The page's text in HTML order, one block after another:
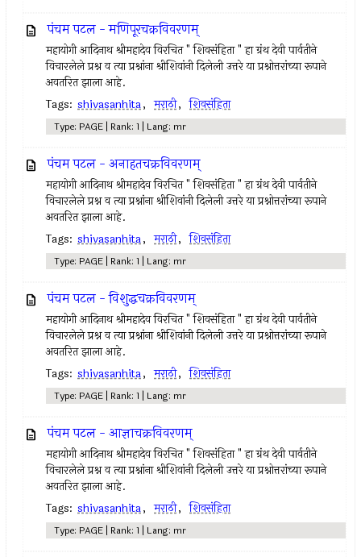
पंचम पटल - मणिपूरचक्रविवरणम्
महायोगी आदिनाथ श्रीमहादेव विरचित " शिवसंहिता " हा ग्रंथ देवी पार्वतीने
विचारलेले प्रश्न व त्या प्रश्नांना श्रीशिवांनी दिलेली उत्तरे या प्रश्नोत्तरांच्या रूपाने
अवतरित झाला आहे.
Tags: shivasanhita, मराठी, शिवसंहिता
Type: PAGE | Rank: 1 | Lang: mr
पंचम पटल - अनाहतचक्रविवरणम्
महायोगी आदिनाथ श्रीमहादेव विरचित " शिवसंहिता " हा ग्रंथ देवी पार्वतीने
विचारलेले प्रश्न व त्या प्रश्नांना श्रीशिवांनी दिलेली उत्तरे या प्रश्नोत्तरांच्या रूपाने
अवतरित झाला आहे.
Tags: shivasanhita, मराठी, शिवसंहिता
Type: PAGE | Rank: 1 | Lang: mr
पंचम पटल - विशुद्धचक्रविवरणम्
महायोगी आदिनाथ श्रीमहादेव विरचित " शिवसंहिता " हा ग्रंथ देवी पार्वतीने
विचारलेले प्रश्न व त्या प्रश्नांना श्रीशिवांनी दिलेली उत्तरे या प्रश्नोत्तरांच्या रूपाने
अवतरित झाला आहे.
Tags: shivasanhita, मराठी, शिवसंहिता
Type: PAGE | Rank: 1 | Lang: mr
पंचम पटल - आज्ञाचक्रविवरणम्
महायोगी आदिनाथ श्रीमहादेव विरचित " शिवसंहिता " हा ग्रंथ देवी पार्वतीने
विचारलेले प्रश्न व त्या प्रश्नांना श्रीशिवांनी दिलेली उत्तरे या प्रश्नोत्तरांच्या रूपाने
अवतरित झाला आहे.
Tags: shivasanhita, मराठी, शिवसंहिता
Type: PAGE | Rank: 1 | Lang: mr